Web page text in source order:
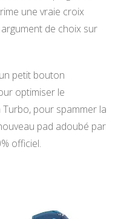
une vraie croix
de choix sur
petit bouton
optimiser le
pour spammer la
pad adoubé par
officiel.